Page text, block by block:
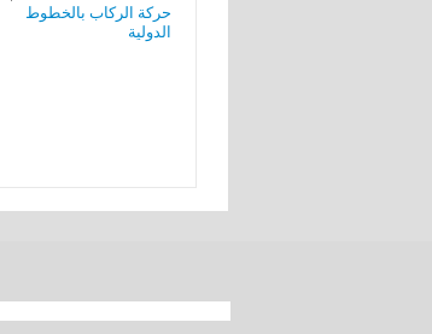
حركة الركاب بالخطوط
الدولية